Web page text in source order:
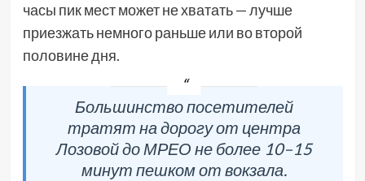
часы пик мест может не хватать — лучше
приезжать немного раньше или во второй
половине дня.
Большинство посетителей
тратят на дорогу от центра
Лозовой до МРЕО не более 10–15
минут пешком от вокзала.